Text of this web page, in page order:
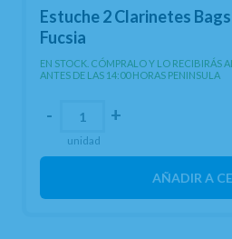
Estuche 2 Clarinetes
Fucsia
EN STOCK. CÓMPRALO Y LO RECIBIRÁS
ANTES DE LAS 14:00 HORAS PENINSULA
- +
unidad
AÑADIR A